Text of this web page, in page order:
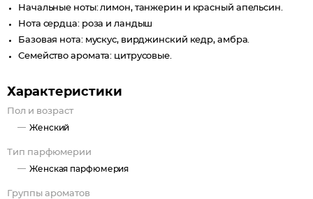
Начальные ноты: лимон, танжерин и красный апельсин.
Нота сердца: роза и ландыш
Базовая нота: мускус, вирджинский кедр, амбра.
Семейство аромата: цитрусовые.
Характеристики
Пол и возраст
Женский
Тип парфюмерии
Женская парфюмерия
Группы ароматов